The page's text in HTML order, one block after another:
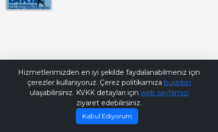
Hizmetlerimizden en iyi şekilde faydalanabilmeniz için
çerezler kullanıyoruz. Çerez politikamıza buradan
ulaşabilirsiniz. KVKK detayları için web sayfamızı
ziyaret edebilirsiniz.
Kabul Ediyorum
Bana Soru Sor | Ask Me